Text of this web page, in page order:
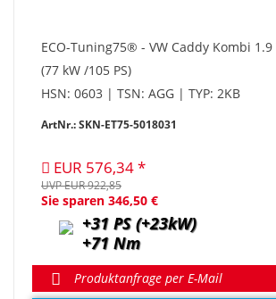
ECO-Tuning75® - VW Caddy Kombi 1.9
(77 kW /105 PS)
HSN: 0603 | TSN: AGG | TYP: 2KB
ArtNr.: SKN-ET75-5018031
EUR 576,34
UVP EUR 922,85
Sie sparen 346,50 €
+31 PS (+23kW)
+71 Nm
Produktanfrage per E-Mail